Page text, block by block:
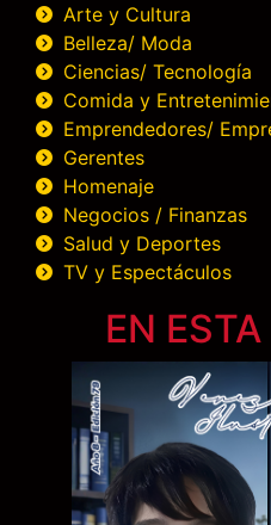
Arte y Cultura
Belleza/ Moda
Ciencias/ Tecnología
Comida y
Emprendedores/
Gerentes
Homenaje
Negocios / Finanzas
Salud y Deportes
TV y Espectáculos
EN